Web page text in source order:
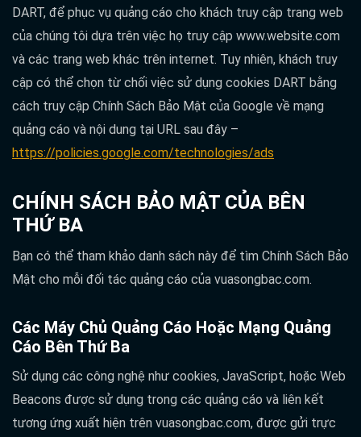
DART, để phục vụ quảng cáo cho khách truy cập trang web
của chúng tôi dựa trên việc họ truy cập www.website.com
và các trang web khác trên internet. Tuy nhiên, khách truy
cập có thể chọn từ chối việc sử dụng cookies DART bằng
cách truy cập Chính Sách Bảo Mật của Google về mạng
quảng cáo và nội dung tại URL sau đây –
https://policies.google.com/technologies/ads
CHÍNH SÁCH BẢO MẬT CỦA BÊN
THỨ BA
Bạn có thể tham khảo danh sách này để tìm Chính Sách Bảo
Mật cho mỗi đối tác quảng cáo của vuasongbac.com.
Các Máy Chủ Quảng Cáo Hoặc Mạng Quảng
Cáo Bên Thứ Ba
Sử dụng các công nghệ như cookies, JavaScript, hoặc Web
Beacons được sử dụng trong các quảng cáo và liên kết
tương ứng xuất hiện trên vuasongbac.com, được gửi trực